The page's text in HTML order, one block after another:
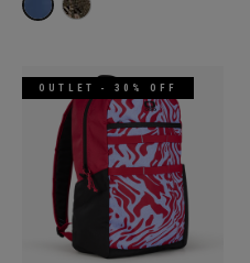
OUTLET - 30% OFF